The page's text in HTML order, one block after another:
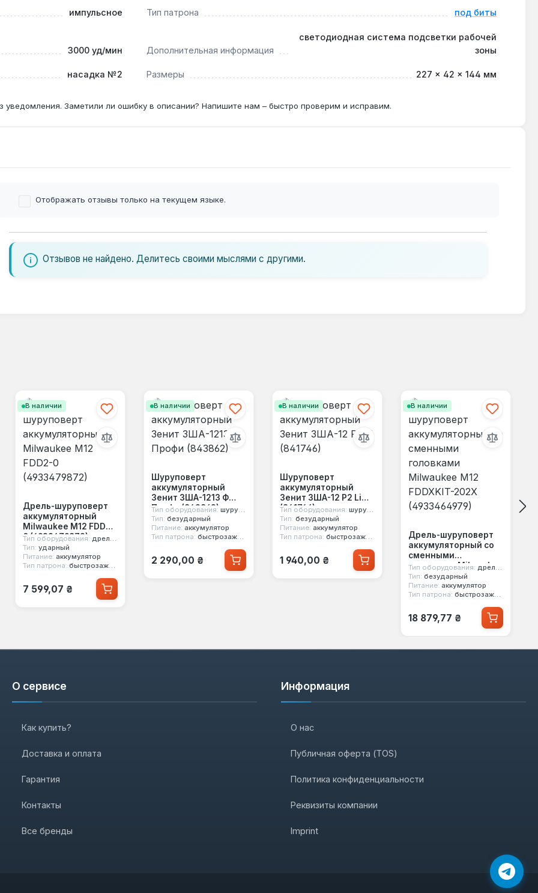
импульсное Тип патрона под биты
3000 уд/мин Дополнительная информация
светодиодная система подсветки рабочей
зоны
насадка №2 Размеры 227 × 42 × 144 мм
уведомления. Заметили ли ошибку в описании? Напишите нам – быстро проверим и исправим.
Отображать отзывы только на текущем языке.
Отзывов не найдено. Делитесь своими мыслями с другими.
В наличии
Дрель-шуруповерт
аккумуляторный
Milwaukee M12 FDD2-
0 (4933479872)
Тип оборудования: дрель шуруповерт
Тип: ударный
Питание: аккумулятор
Тип патрона: быстрозажимной
Обычная цена:
7 599,07 ₴
В наличии
Шуруповерт
аккумуляторный
Зенит ЗША-1213 Ф
Профи (843862)
Тип оборудования: шуруповерт
Тип: безударный
Питание: аккумулятор
Тип патрона: быстрозажимной
Обычная цена:
2 290,00 ₴
В наличии
Шуруповерт
аккумуляторный
Зенит ЗША-12 Р2 Li
(841746)
Тип оборудования: шуруповерт
Тип: безударный
Питание: аккумулятор
Тип патрона: быстрозажимной
Обычная цена:
1 940,00 ₴
В наличии
Дрель-шуруповерт
аккумуляторный со
сменными
головками Milwaukee
M12 FDDXKIT-202X
(4933464979)
Тип оборудования: дрель шуруповерт
Тип: безударный
Питание: аккумулятор
Тип патрона: быстрозажимной
Обычная цена:
18 879,77 ₴
О сервисе
Как купить?
Доставка и оплата
Гарантия
Контакты
Все бренды
Информация
О нас
Публичная оферта (TOS)
Политика конфиденциальности
Реквизиты компании
Imprint